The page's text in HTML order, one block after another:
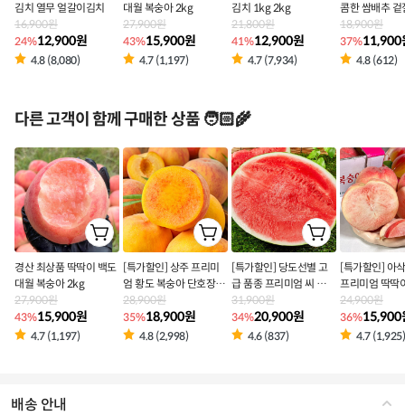
김치 열무 얼갈이김치
16,900원
24%12,900원
4.8 (8,080)
대월 복숭아 2kg
27,900원
43%15,900원
4.7 (1,197)
김치 1kg 2kg
21,800원
41%12,900원
4.7 (7,934)
콤한 쌈배추 겉
18,900원
37%11,900
4.8 (612)
다른 고객이 함께 구매한 상품 🧑🏻‍🌾
경산 최상품 딱딱이 백도
대월 복숭아 2kg
27,900원
43%15,900원
4.7 (1,197)
[특가할인] 상주 프리미
엄 황도 복숭아 단호장 골
드
28,900원
35%18,900원
4.8 (2,998)
[특가할인] 당도선별 고
급 품종 프리미엄 씨 없는
수박
31,900원
34%20,900원
4.6 (837)
[특가할인] 아
프리미엄 딱딱
숭아
24,900원
36%15,900
4.7 (1,925)
배송 안내